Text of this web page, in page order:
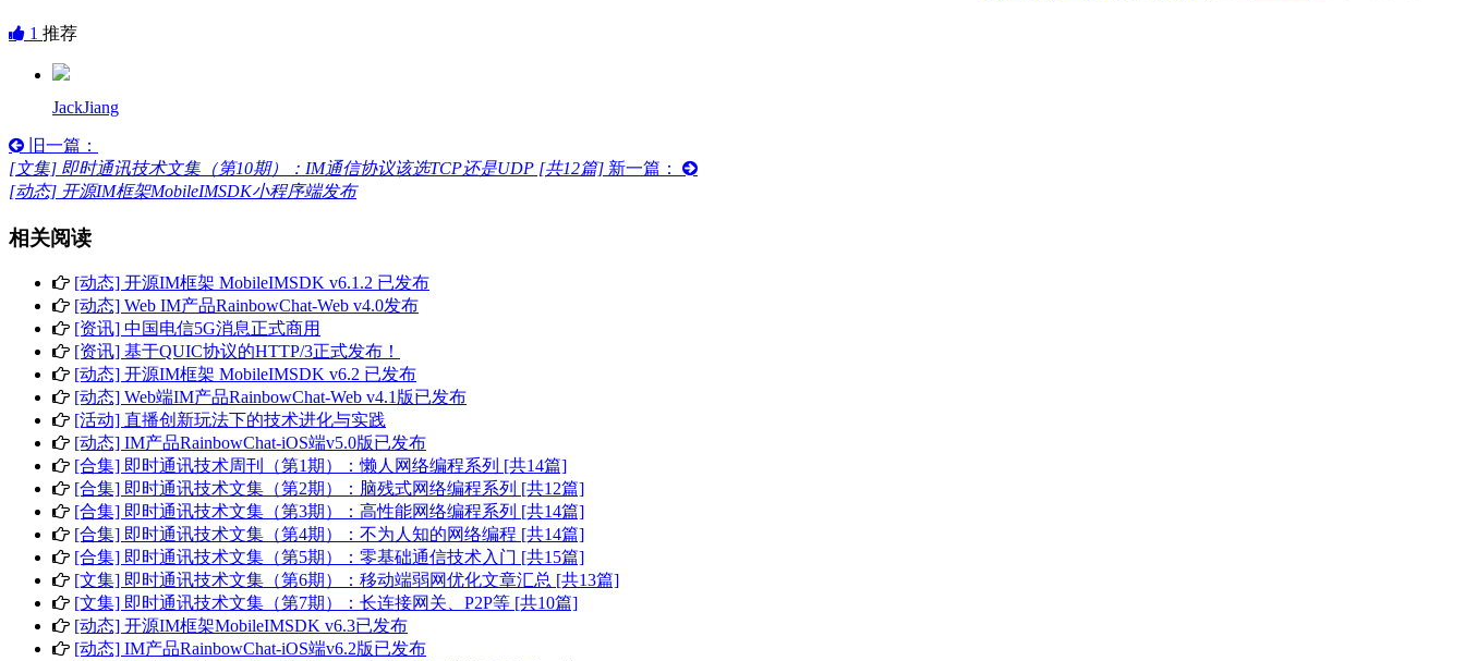
1 推荐
JackJiang
旧一篇：
[文集] 即时通讯技术文集（第10期）：IM通信协议该选TCP还是UDP [共12篇] 新一篇：
[动态] 开源IM框架MobileIMSDK小程序端发布
相关阅读
[动态] 开源IM框架 MobileIMSDK v6.1.2 已发布
[动态] Web IM产品RainbowChat-Web v4.0发布
[资讯] 中国电信5G消息正式商用
[资讯] 基于QUIC协议的HTTP/3正式发布！
[动态] 开源IM框架 MobileIMSDK v6.2 已发布
[动态] Web端IM产品RainbowChat-Web v4.1版已发布
[活动] 直播创新玩法下的技术进化与实践
[动态] IM产品RainbowChat-iOS端v5.0版已发布
[合集] 即时通讯技术周刊（第1期）：懒人网络编程系列 [共14篇]
[合集] 即时通讯技术文集（第2期）：脑残式网络编程系列 [共12篇]
[合集] 即时通讯技术文集（第3期）：高性能网络编程系列 [共14篇]
[合集] 即时通讯技术文集（第4期）：不为人知的网络编程 [共14篇]
[合集] 即时通讯技术文集（第5期）：零基础通信技术入门 [共15篇]
[文集] 即时通讯技术文集（第6期）：移动端弱网优化文章汇总 [共13篇]
[文集] 即时通讯技术文集（第7期）：长连接网关、P2P等 [共10篇]
[动态] 开源IM框架MobileIMSDK v6.3已发布
[动态] IM产品RainbowChat-iOS端v6.2版已发布